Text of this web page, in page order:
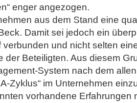
enger angezogen.
aus dem Stand eine
Damit sei jedoch ein
und nicht selten
der Beteiligten. Aus diesem
System nach dem
Zyklus“ im Unternehmen
vorhandene Erfahrungen